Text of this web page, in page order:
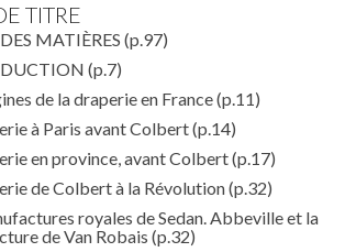
TITRE
MATIÈRES (p.97)
(p.7)
de la draperie en France(p.11)
à Paris avant Colbert(p.14)
en province, avant Colbert(p.17)
de Colbert à la Révolution(p.32)
royales de Sedan. Abbeville et la
de Van Robais (p.32)